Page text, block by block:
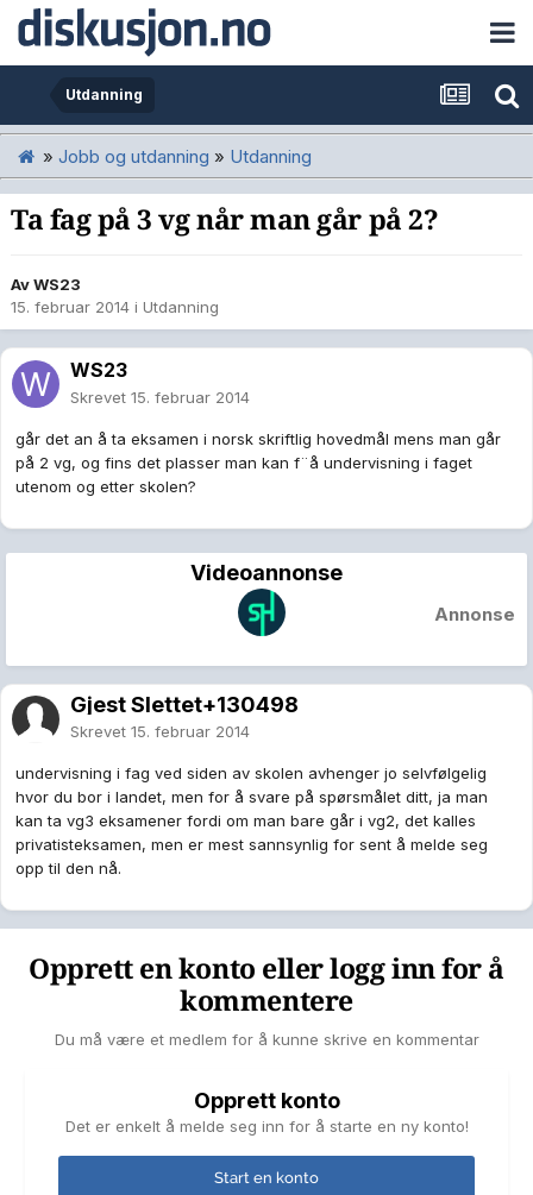
Utdanning
» Jobb og utdanning » Utdanning
Ta fag på 3 vg når man går på 2?
AvWS23
15. februar 2014 i Utdanning
WS23
Skrevet 15. februar 2014
går det an å ta eksamen i norsk skriftlig hovedmål mens man går
på 2 vg, og fins det plasser man kan f¨å undervisning i faget
utenom og etter skolen?
Videoannonse
Annonse
Gjest Slettet+130498
Skrevet 15. februar 2014
undervisning i fag ved siden av skolen avhenger jo selvfølgelig
hvor du bor i landet, men for å svare på spørsmålet ditt, ja man
kan ta vg3 eksamener fordi om man bare går i vg2, det kalles
privatisteksamen, men er mest sannsynlig for sent å melde seg
opp til den nå.
Opprett en konto eller logg inn for å
kommentere
Du må være et medlem for å kunne skrive en kommentar
Opprett konto
Det er enkelt å melde seg inn for å starte en ny konto!
Start en konto